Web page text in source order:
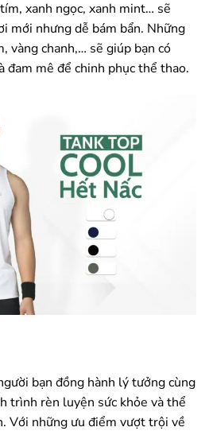
xanh ngọc, xanh mint… sẽ
mới nhưng dễ bám bẩn. Những
vàng chanh,… sẽ giúp bạn có
đam mê để chinh phục thể thao.
bạn đồng hành lý tưởng cùng
trình rèn luyện sức khỏe và thể
Với những ưu điểm vượt trội về